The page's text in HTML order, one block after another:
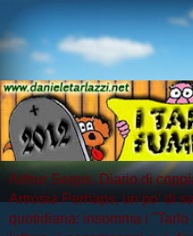
Arthur Serpis, Diario di
Artrosia Perhaps, un po' di
quotidiana: insomma i